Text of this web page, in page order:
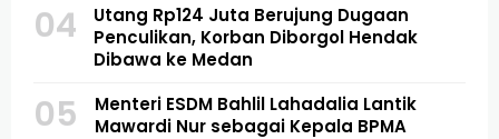
04
Utang Rp124 Juta Berujung Dugaan
Penculikan, Korban Diborgol Hendak
Dibawa ke Medan
05
Menteri ESDM Bahlil Lahadalia Lantik
Mawardi Nur sebagai Kepala BPMA